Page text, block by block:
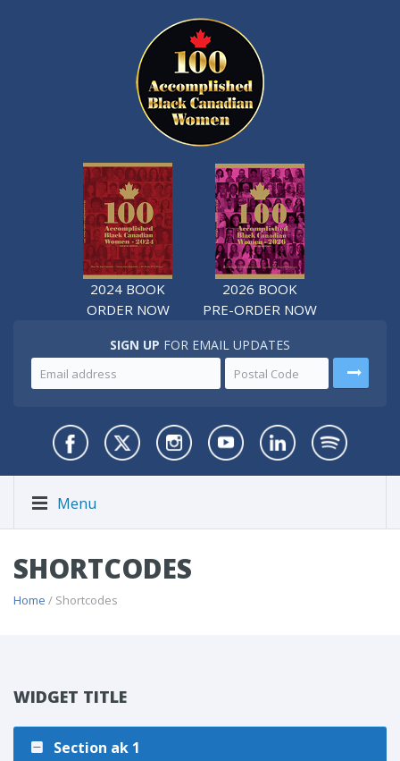
2024 BOOK
ORDER NOW
2026 BOOK
PRE-ORDER NOW
SIGN UP FOR EMAIL UPDATES
Menu
SHORTCODES
Home / Shortcodes
WIDGET TITLE
Section ak 1